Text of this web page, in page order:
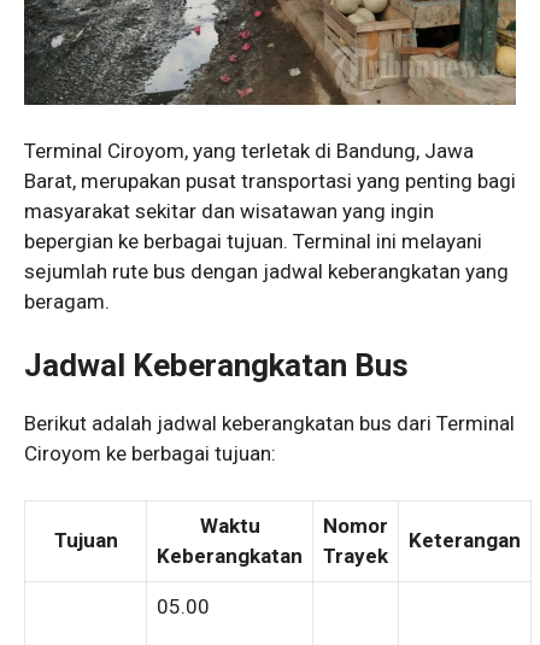
Terminal Ciroyom, yang terletak di Bandung, Jawa
Barat, merupakan pusat transportasi yang penting bagi
masyarakat sekitar dan wisatawan yang ingin
bepergian ke berbagai tujuan. Terminal ini melayani
sejumlah rute bus dengan jadwal keberangkatan yang
beragam.
Jadwal Keberangkatan Bus
Berikut adalah jadwal keberangkatan bus dari Terminal
Ciroyom ke berbagai tujuan:
Tujuan
Waktu
Keberangkatan
Nomor
Trayek
Keterangan
05.00